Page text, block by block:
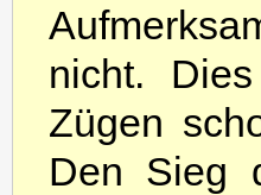
nicht.
Zügen
Den Sieg